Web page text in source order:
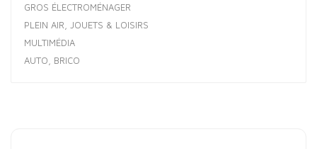
GROS ÉLECTROMÉNAGER
PLEIN AIR, JOUETS & LOISIRS
MULTIMÉDIA
AUTO, BRICO